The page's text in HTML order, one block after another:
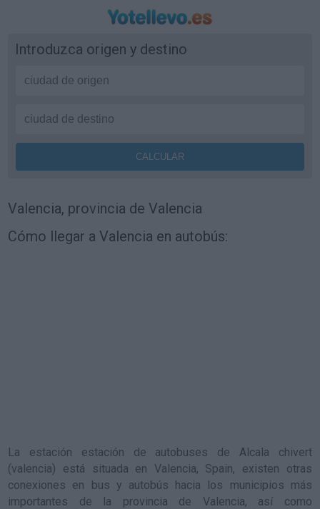
Introduzca origen y destino
Valencia, provincia de Valencia
Cómo llegar a Valencia en autobús:
La estación estación de autobuses de Alcala chivert
(valencia) está situada en Valencia, Spain, existen otras
conexiones en bus y autobús hacia los municipios más
importantes de la provincia de Valencia, así como